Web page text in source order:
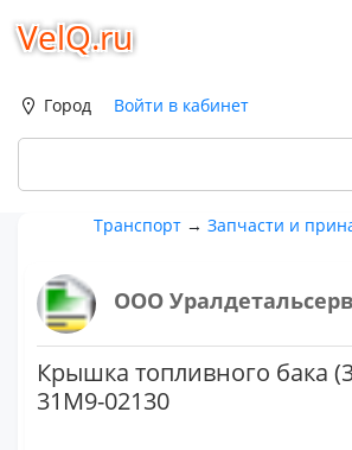
VelQ.ru
Город Войти в кабинет
Транспорт →Запчасти и
ООО
Крышка топливного бака
31M9-02130